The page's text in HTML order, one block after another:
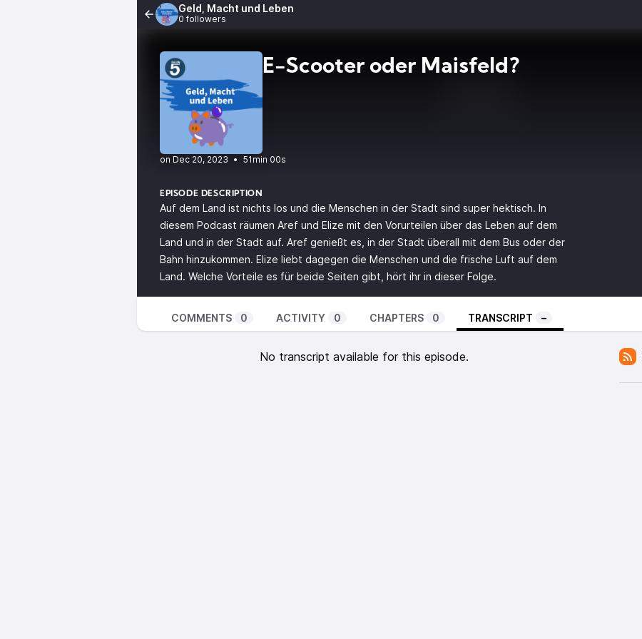
Geld, Macht und Leben
0 followers
E-Scooter oder Maisfeld?
• 51min 00s
EPISODE DESCRIPTION
Auf dem Land ist nichts los und die Menschen in der Stadt sind super hektisch. In
diesem Podcast räumen Aref und Elize mit den Vorurteilen über das Leben auf dem
Land und in der Stadt auf. Aref genießt es, in der Stadt überall mit dem Bus oder der
Bahn hinzukommen. Elize liebt dagegen die Menschen und die frische Luft auf dem
Land. Welche Vorteile es für beide Seiten gibt, hört ihr in dieser Folge.
COMMENTS 0 ACTIVITY 0 CHAPTERS 0 TRANSCRIPT –
No transcript available for this episode.